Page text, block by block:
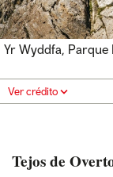
Yr Wyddfa, Parque
Ver crédito
Tejos de